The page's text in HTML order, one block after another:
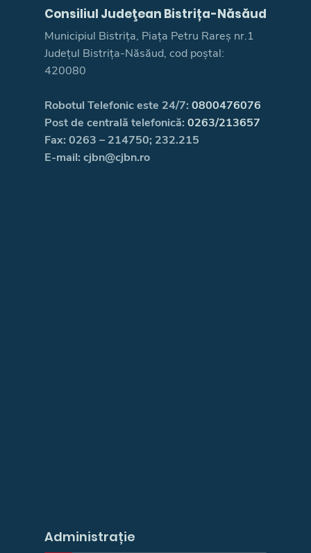
Consiliul Judeţean Bistrița-Năsăud
Municipiul Bistrița, Piața Petru Rareș nr.1
Județul Bistrița-Năsăud, cod poștal:
420080
Robotul Telefonic este 24/7: 0800476076
Post de centrală telefonică: 0263/213657
Fax: 0263 – 214750; 232.215
E-mail: cjbn@cjbn.ro
Administrație